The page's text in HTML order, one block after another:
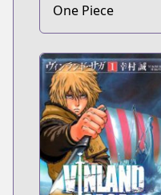
One Piece